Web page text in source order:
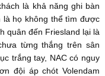
là khả năng ghi bàn
là họ không thể tìm được
quân đến Friesland lại là
từng thắng trên sân
trắng tay, NAC có nguy
đội áp chót Volendam